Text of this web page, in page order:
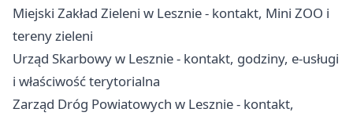
Miejski Zakład Zieleni w Lesznie - kontakt, Mini ZOO i
tereny zieleni
Urząd Skarbowy w Lesznie - kontakt, godziny, e-usługi
i właściwość terytorialna
Zarząd Dróg Powiatowych w Lesznie - kontakt,